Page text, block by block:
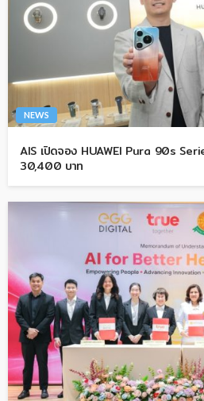
NEWS
AIS เปิดจอง HUAWEI Pura 90s
30,400 บาท